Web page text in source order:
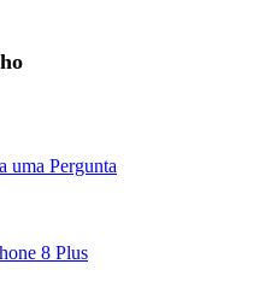
uma Pergunta
8 Plus